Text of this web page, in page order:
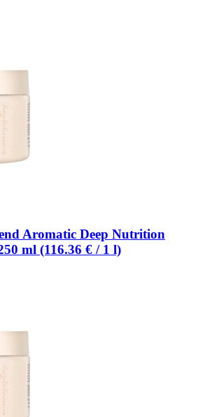
Aromatic Deep Nutrition
ml (116.36 € / 1 l)